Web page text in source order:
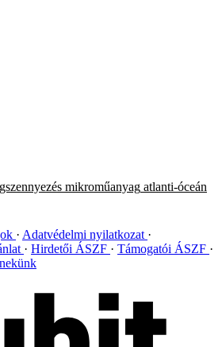
mikroműanyag atlanti-óceán
Adatvédelmi nyilatkozat
Hirdetői ÁSZF
Támogatói ÁSZF